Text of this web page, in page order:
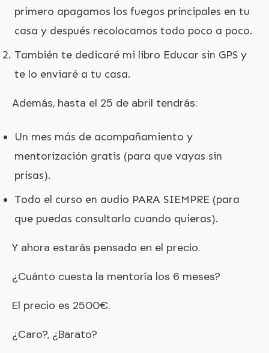
primero apagamos los fuegos principales en tu
casa y después recolocamos todo poco a poco.
También te dedicaré mi libro Educar sin GPS y
te lo enviaré a tu casa.
Además, hasta el 25 de abril tendrás:
Un mes más de acompañamiento y
mentorización gratis (para que vayas sin
prisas).
Todo el curso en audio PARA SIEMPRE (para
que puedas consultarlo cuando quieras).
Y ahora estarás pensado en el precio.
¿Cuánto cuesta la mentoría los 6 meses?
El precio es 2500€.
¿Caro?, ¿Barato?